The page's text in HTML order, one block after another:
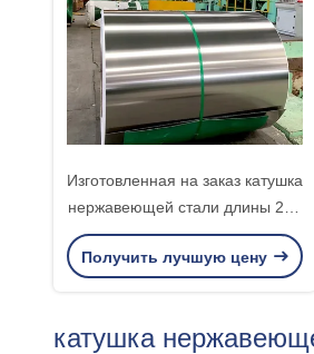
Изготовленная на заказ катушка
нержавеющей стали длины 201
для общей цели индустрии
Получить лучшую цену
катушка